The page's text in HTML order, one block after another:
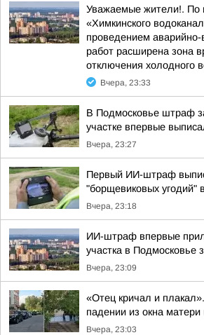
Уважаемые жители!. По
«Химкинского
проведением аварийно-
работ расширена зона
отключения холодного
Вчера, 23:33
В Подмосковье штраф
участке впервые
Вчера, 23:27
Первый ИИ-штраф
"борщевиковых угодий"
Вчера, 23:18
ИИ-штраф впервые
участка в Подмосковье
Вчера, 23:09
«Отец кричал и
падении из окна матери
Вчера, 23:03